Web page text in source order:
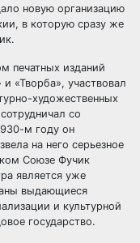
новую организацию
в которую сразу же
печатных изданий
«Творба», участвовал
художественных
со
м году он
на него серьезное
Союзе Фучик
является уже
выдающиеся
и культурной
государство.